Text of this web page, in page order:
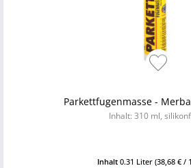
Parkettfugenmasse -
Inhalt: 310 ml,
Inhalt 0.31 Liter (38,68 € /